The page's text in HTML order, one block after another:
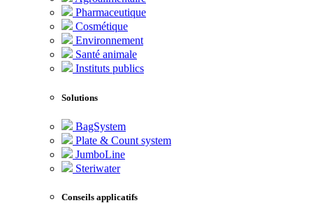
Pharmaceutique
Cosmétique
Environnement
Santé animale
Instituts publics
Solutions
BagSystem
Plate & Count system
JumboLine
Steriwater
Conseils applicatifs